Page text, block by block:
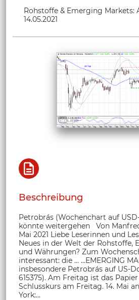
Rohstoffe & Emerging Markets:
14.05.2021
Beschreibung
Petrobrás (Wochenchart auf
könnte weitergehen Von
Mai 2021 Liebe Leserinnen und
Neues in der Welt der Rohstoffe,
und Währungen? Zum
interessant: die … …EMERGING
insbesondere Petrobrás auf US-
615375). Am Freitag ist das
Schlusskurs am Freitag. 14. Mai
York:...